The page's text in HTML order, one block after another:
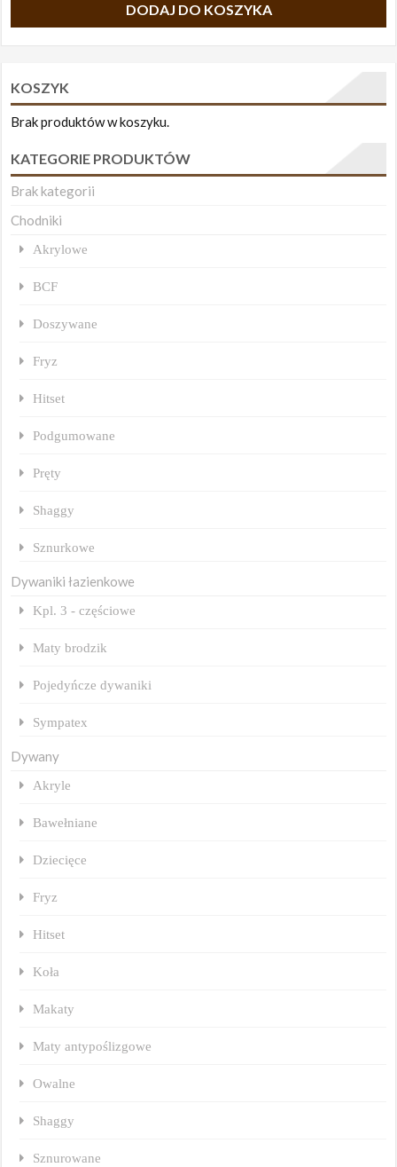
DODAJ DO KOSZYKA
KOSZYK
Brak produktów w koszyku.
KATEGORIE PRODUKTÓW
Brak kategorii
Chodniki
Akrylowe
BCF
Doszywane
Fryz
Hitset
Podgumowane
Pręty
Shaggy
Sznurkowe
Dywaniki łazienkowe
Kpl. 3 - częściowe
Maty brodzik
Pojedyńcze dywaniki
Sympatex
Dywany
Akryle
Bawełniane
Dziecięce
Fryz
Hitset
Koła
Makaty
Maty antypoślizgowe
Owalne
Shaggy
Sznurowane